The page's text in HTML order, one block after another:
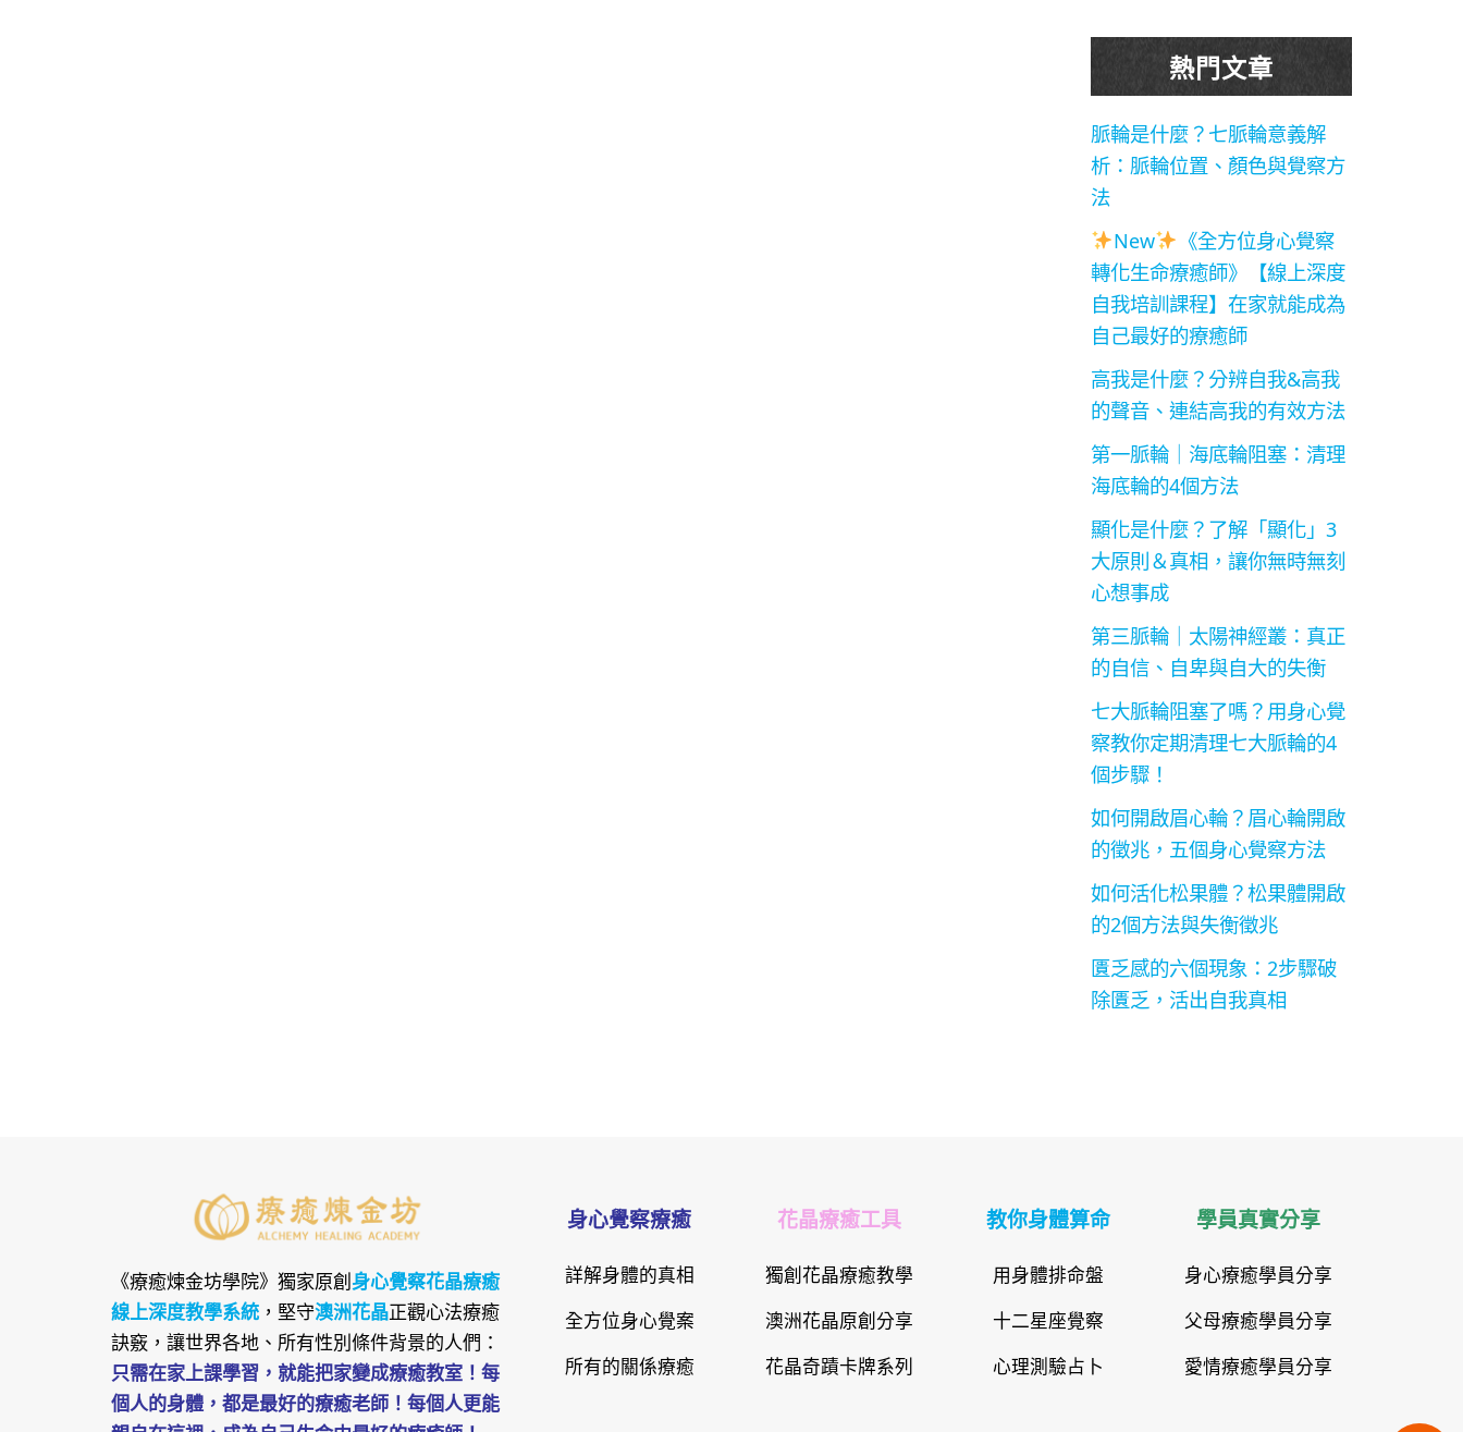
熱門文章
脈輪是什麼？七脈輪意義解
析：脈輪位置、顏色與覺察方
法
New
《全方位身心覺察
轉化生命療癒師》【線上深度
自我培訓課程】在家就能成為
自己最好的療癒師
高我是什麼？分辨自我&高我
的聲音、連結高我的有效方法
第一脈輪｜海底輪阻塞：清理
海底輪的4個方法
顯化是什麼？了解「顯化」3
大原則＆真相，讓你無時無刻
心想事成
第三脈輪｜太陽神經叢：真正
的自信、自卑與自大的失衡
七大脈輪阻塞了嗎？用身心覺
察教你定期清理七大脈輪的4
個步驟！
如何開啟眉心輪？眉心輪開啟
的徵兆，五個身心覺察方法
如何活化松果體？松果體開啟
的2個方法與失衡徵兆
匱乏感的六個現象：2步驟破
除匱乏，活出自我真相
《療癒煉金坊學院》 獨家原創身心覺察花晶療癒
線上深度教學系統 ，堅守澳洲花晶正觀心法療癒
訣竅，讓世界各地、所有性別條件背景的人們：
只需在家上課學習，就能把家變成療癒教室！每
個人的身體，都是最好的療癒老師！每個人更能
身心覺察療癒
詳解身體的真相
全方位身心覺案
所有的關係療癒
花晶療癒工具
獨創花晶療癒教學
澳洲花晶原創分享
花晶奇蹟卡牌系列
教你身體算命
用身體排命盤
十二星座覺察
心理測驗占卜
學員真實分享
身心療癒學員分享
父母療癒學員分享
愛情療癒學員分享